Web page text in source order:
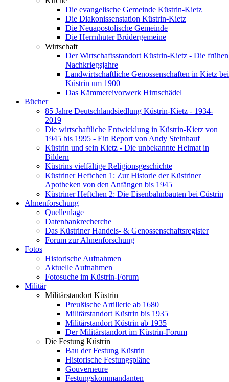
Die evangelische Gemeinde Küstrin-Kietz
Die Diakonissenstation Küstrin-Kietz
Die Neuapostolische Gemeinde
Die Herrnhuter Brüdergemeine
Wirtschaft
Der Wirtschaftsstandort Küstrin-Kietz - Die frühen
Nachkriegsjahre
Landwirtschaftliche Genossenschaften in Kietz bei
Küstrin um 1900
Das Kämmereivorwerk Hirnschädel
Bücher
85 Jahre Deutschlandsiedlung Küstrin-Kietz - 1934-
2019
Die wirtschaftliche Entwicklung in Küstrin-Kietz von
1945 bis 1995 - Ein Report von Andy Steinhauf
Küstrin und sein Kietz - Die unbekannte Heimat in
Bildern
Küstrins vielfältige Religionsgeschichte
Küstriner Heftchen 1: Zur Historie der Küstriner
Apotheken von den Anfängen bis 1945
Küstriner Heftchen 2: Die Eisenbahnbauten bei Cüstrin
Ahnenforschung
Quellenlage
Datenbankrecherche
Das Küstriner Handels- & Genossenschaftsregister
Forum zur Ahnenforschung
Fotos
Historische Aufnahmen
Aktuelle Aufnahmen
Fotosuche im Küstrin-Forum
Militär
Militärstandort Küstrin
Preußische Artillerie ab 1680
Militärstandort Küstrin bis 1935
Militärstandort Küstrin ab 1935
Der Militärstandort im Küstrin-Forum
Die Festung Küstrin
Bau der Festung Küstrin
Historische Festungspläne
Gouverneure
Festungskommandanten